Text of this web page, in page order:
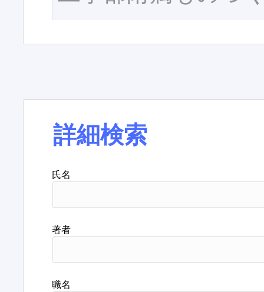
詳細検索
氏名
著者
職名